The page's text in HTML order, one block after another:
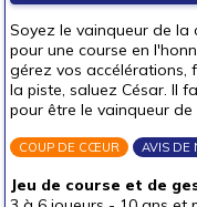
Soyez le vainqueur de la
pour une course en
gérez vos accélérations,
la piste, saluez César. Il
pour être le vainqueur
COUP DE CŒUR AVIS DE
Jeu de course et de